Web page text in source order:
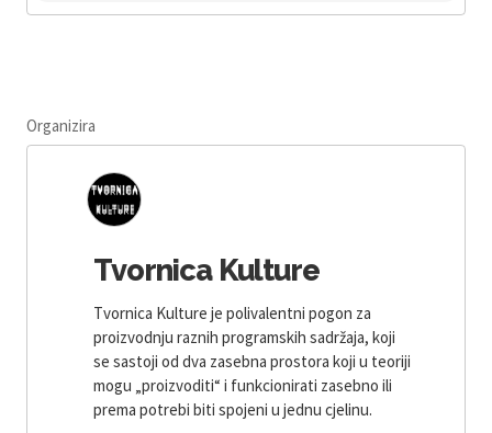
Organizira
Tvornica Kulture
Tvornica Kulture je polivalentni pogon za
proizvodnju raznih programskih sadržaja, koji
se sastoji od dva zasebna prostora koji u teoriji
mogu „proizvoditi“ i funkcionirati zasebno ili
prema potrebi biti spojeni u jednu cjelinu.